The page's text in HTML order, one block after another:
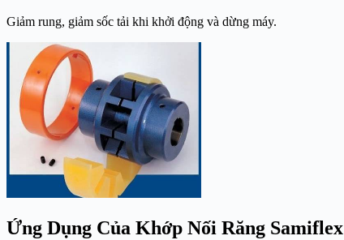
Giảm rung, giảm sốc tải khi khởi động và dừng máy.
Ứng Dụng Của Khớp Nối Răng Samiflex